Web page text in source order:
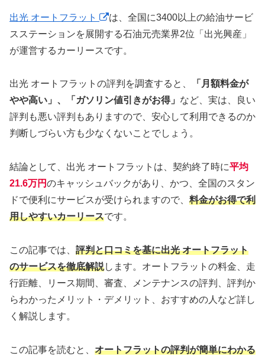
出光 オートフラット
は、全国に3400以上の給油サービ
スステーションを展開する石油元売業界2位「出光興産」
が運営するカーリースです。
出光 オートフラットの評判を調査すると、
「月額料金が
やや高い」、「ガソリン値引きがお得」 など、実は、良い
評判も悪い評判もありますので、安心して利用できるのか
判断しづらい方も少なくないことでしょう。
結論として、出光 オートフラットは、契約終了時に平均
21.6万円のキャッシュバックがあり、かつ、全国のスタン
ドで便利にサービスが受けられますので、 料金がお得で利
用しやすいカーリースです。
この記事では、 評判と口コミを基に出光 オートフラット
のサービスを徹底解説します。オートフラットの料金、走
行距離、リース期間、審査、メンテナンスの評判、評判か
らわかったメリット・デメリット、おすすめの人など詳し
く解説します。
この記事を読むと、 オートフラットの評判が簡単にわかる